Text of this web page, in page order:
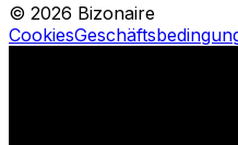
© 2026 Bizonaire
Cookies